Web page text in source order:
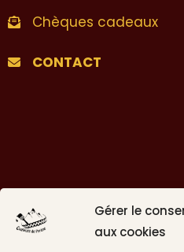
Gérer le
aux cookies
Chèques cadeaux
CONTACT